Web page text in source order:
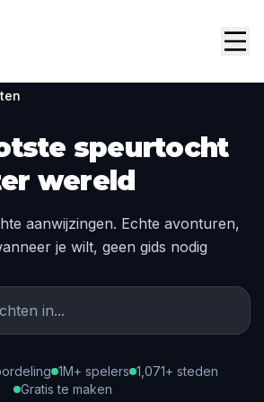
speurtocht
wereld
aanwijzingen. Echte avonturen,
je wilt, geen gids nodig
1M+ spelers 1,071+ steden
Gratis te maken